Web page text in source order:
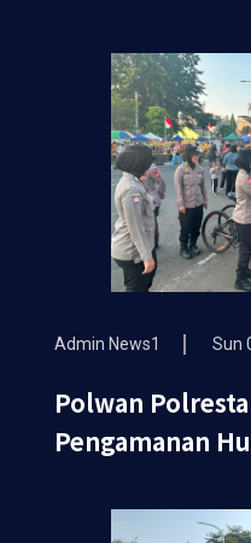
Admin News1 Sun
Polwan
Pengamanan
bagi Masyarakat